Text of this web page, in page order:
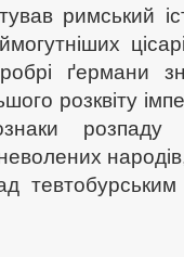
римський
ґермани
розквіту